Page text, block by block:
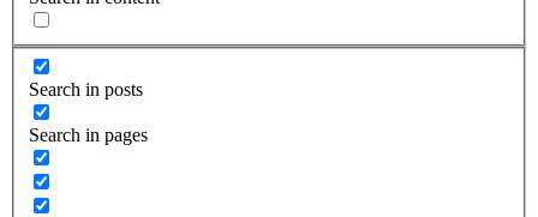
Search in posts
Search in pages